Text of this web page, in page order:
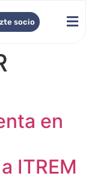
socio
en
ITREM